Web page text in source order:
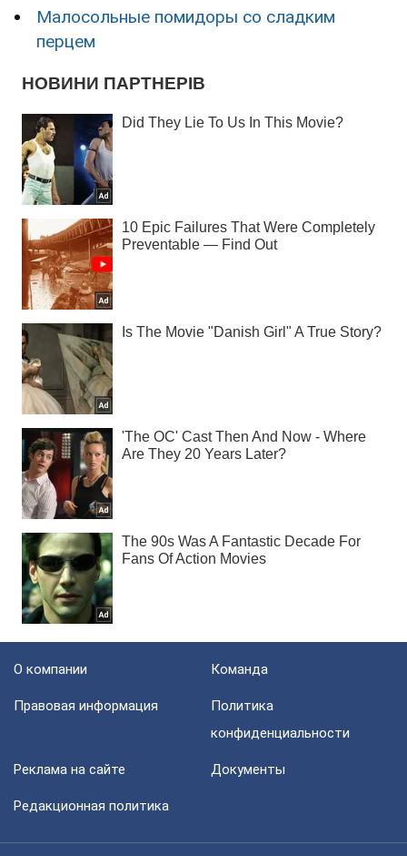
Малосольные помидоры со сладким
перцем
О компании Команда
Правовая информация
Политика
конфиденциальности
Реклама на сайте Документы
Редакционная политика